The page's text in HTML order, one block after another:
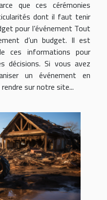
que ces cérémonies
dont il faut tenir
pour l’événement Tout
d’un budget. Il est
ces informations pour
décisions. Si vous avez
un événement en
sur notre site...